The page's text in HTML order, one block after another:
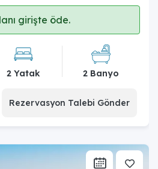
girişte öde.
2 Yatak 2 Banyo
Rezervasyon Talebi Gönder